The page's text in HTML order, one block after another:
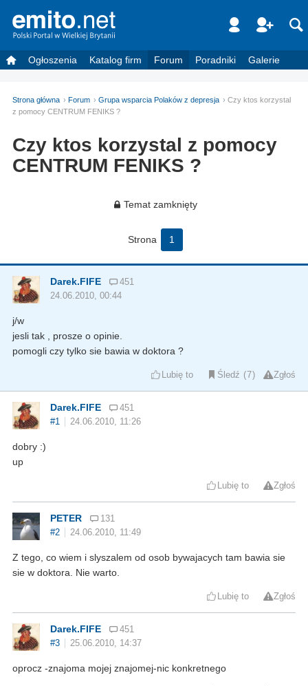
Ogłoszenia Katalog firm Forum Poradniki Galerie
Strona główna Forum Grupa wsparcia Polaków z depresja
Czy ktos korzystal
z pomocy CENTRUM FENIKS ?
Czy ktos korzystal z pomocy
CENTRUM FENIKS ?
Temat zamknięty
Strona 1
Darek.FIFE
451
24.06.2010, 00:44
j/w
jesli tak , prosze o opinie.
pomogli czy tylko sie bawia w doktora ?
Lubię to Śledź 7 Zgłoś
Darek.FIFE
451
#1
24.06.2010, 11:26
dobry :)
up
Lubię to Zgłoś
PETER
131
#2
24.06.2010, 11:49
Z tego, co wiem i slyszalem od osob bywajacych tam bawia sie
sie w doktora. Nie warto.
Lubię to Zgłoś
Darek.FIFE
451
#3
25.06.2010, 14:37
oprocz -znajoma mojej znajomej-nic konkretnego